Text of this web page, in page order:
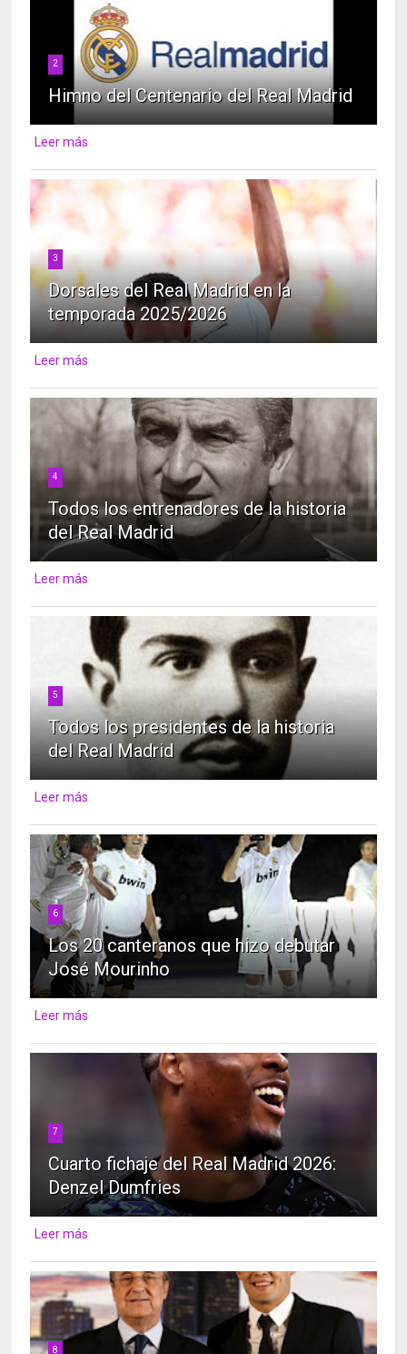
2
Himno del Centenario del Real Madrid
Leer más
3
Dorsales del Real Madrid en la
temporada 2025/2026
Leer más
4
Todos los entrenadores de la historia
del Real Madrid
Leer más
5
Todos los presidentes de la historia
del Real Madrid
Leer más
6
Los 20 canteranos que hizo debutar
José Mourinho
Leer más
7
Cuarto fichaje del Real Madrid 2026:
Denzel Dumfries
Leer más
8